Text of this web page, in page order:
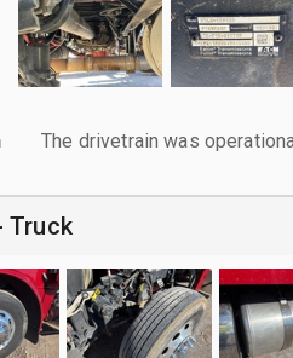
The drivetrain was
Truck